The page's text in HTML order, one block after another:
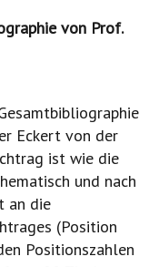
von Prof.
Eckert von der
ist wie die
und nach
an die
(Position
Positionszahlen